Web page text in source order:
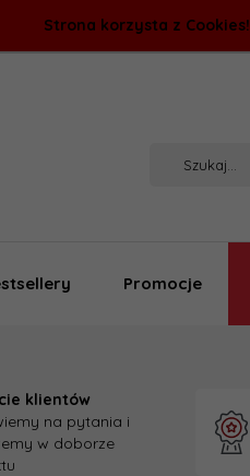
Strona korzysta z Cookies!
Promocje
klientów
na pytania i
w doborze